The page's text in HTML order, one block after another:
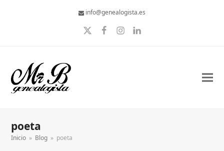
info@genealogista.es
TwitterFacebook
Instagram
LinkedIn
poeta
Inicio » Blog » poeta